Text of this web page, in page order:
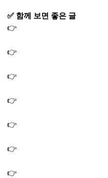
✅ 함께 보면 좋은 글
👉
👉
👉
👉
👉
👉
👉